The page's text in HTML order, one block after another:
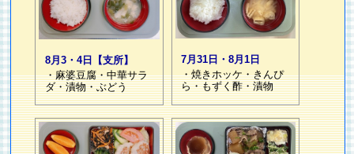
8月3・4日【支所】
・麻婆豆腐・中華サラ
ダ・漬物・ぶどう
7月31日・8月1日
・焼きホッケ・きんぴ
ら・もずく酢・漬物